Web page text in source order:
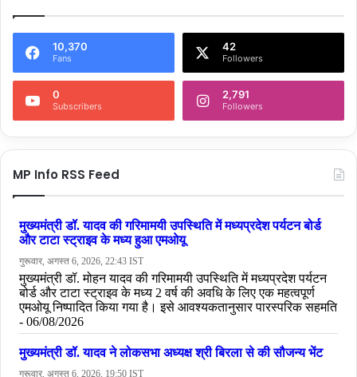
10,370
Fans
42
Followers
0
Subscribers
2,791
Followers
MP Info RSS Feed